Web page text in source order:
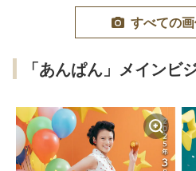
すべての
「あんぱん」メインビ